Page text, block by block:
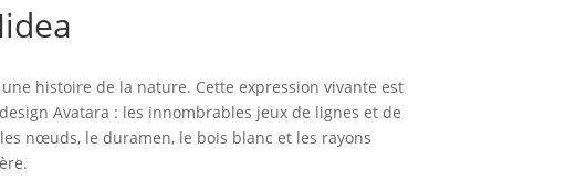
histoire de la nature. Cette expression vivante est
Avatara : les innombrables jeux de lignes et de
nœuds, le duramen, le bois blanc et les rayons